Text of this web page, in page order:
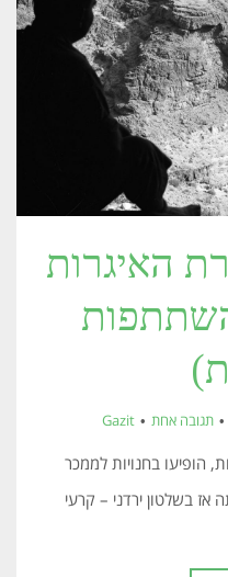
האיגרות
תגובה אחת Gazit
הופיעו בחנויות לממכר
אז בשלטון ירדני – קרעי